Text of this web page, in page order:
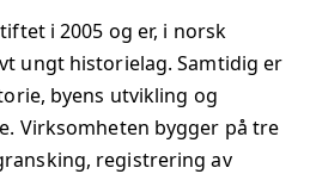
i 2005 og er, i norsk
ungt historielag. Samtidig er
byens utvikling og
Virksomheten bygger på tre
registrering av